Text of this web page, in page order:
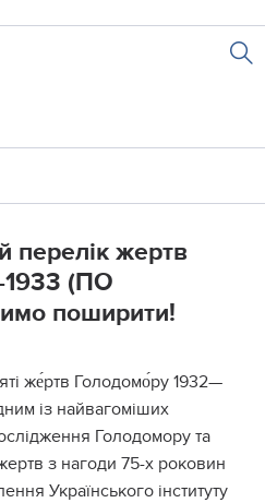
перелік жертв
1933 (ПО
поширити!
же́ртв Голодомо́ру 1932—
із найвагоміших
Голодомору та
з нагоди 75-х роковин
Українського інституту